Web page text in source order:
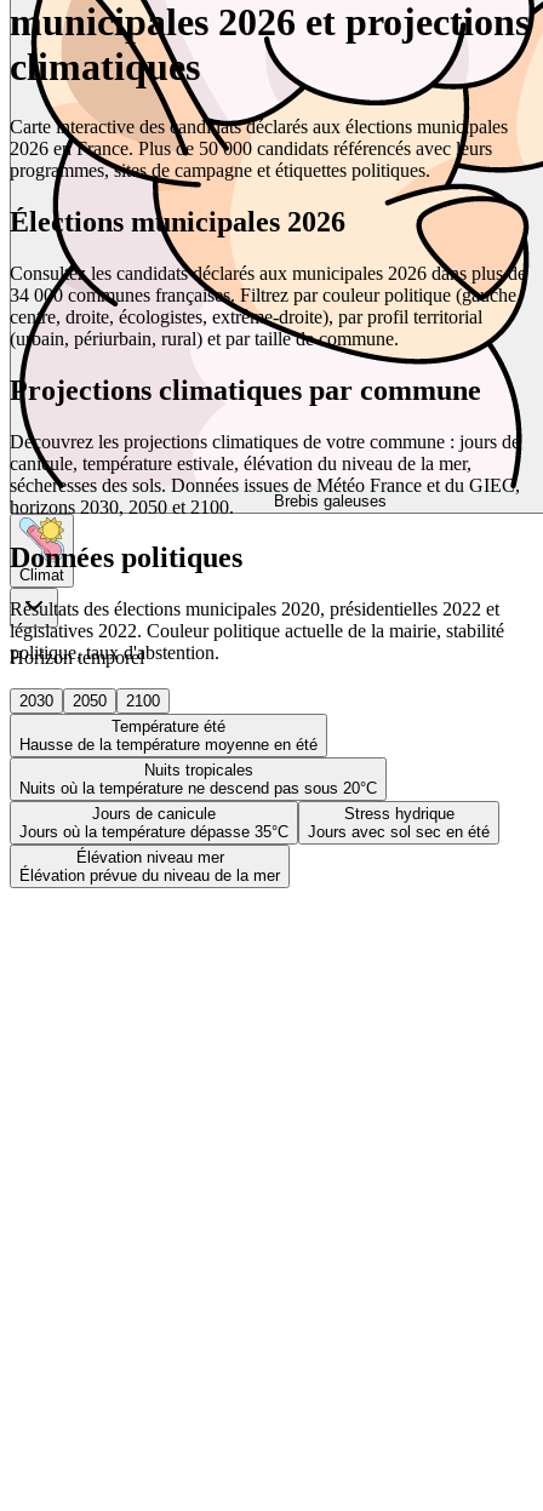
Brebis galeuses
Climat
Horizon temporel
2030 2050
2100
Température été
Hausse de la température moyenne en été
Nuits tropicales
Nuits où la température ne descend pas sous 20°C
Jours de canicule
Jours où la température dépasse 35°C
Stress hydrique
Jours avec sol sec en été
Élévation niveau mer
Élévation prévue du niveau de la mer
municipales 2026 et projections
climatiques
Carte interactive des candidats déclarés aux élections municipales
2026 en France. Plus de 50 000 candidats référencés avec leurs
programmes, sites de campagne et étiquettes politiques.
Élections municipales 2026
Consultez les candidats déclarés aux municipales 2026 dans plus de
34 000 communes françaises. Filtrez par couleur politique (gauche,
centre, droite, écologistes, extrême-droite), par profil territorial
(urbain, périurbain, rural) et par taille de commune.
Projections climatiques par commune
Découvrez les projections climatiques de votre commune : jours de
canicule, température estivale, élévation du niveau de la mer,
sécheresses des sols. Données issues de Météo France et du GIEC,
horizons 2030, 2050 et 2100.
Données politiques
Résultats des élections municipales 2020, présidentielles 2022 et
législatives 2022. Couleur politique actuelle de la mairie, stabilité
politique, taux d'abstention.